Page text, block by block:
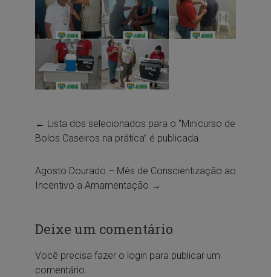
← Lista dos selecionados para o “Minicurso de
Bolos Caseiros na prática” é publicada.
Agosto Dourado – Mês de Conscientização ao
Incentivo a Amamentação →
Deixe um comentário
Você precisa fazer o login para publicar um
comentário.